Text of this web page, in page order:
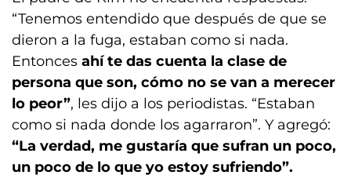
“Tenemos entendido que después de que se
dieron a la fuga, estaban como si nada.
Entonces ahí te das cuenta la clase de
persona que son, cómo no se van a merecer
lo peor”, les dijo a los periodistas. “Estaban
como si nada donde los agarraron”. Y agregó:
“La verdad, me gustaría que sufran un poco,
un poco de lo que yo estoy sufriendo”.